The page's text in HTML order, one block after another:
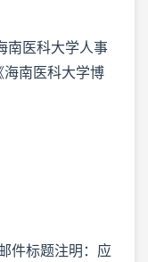
南医科大学人事
海南医科大学博
件标题注明：应